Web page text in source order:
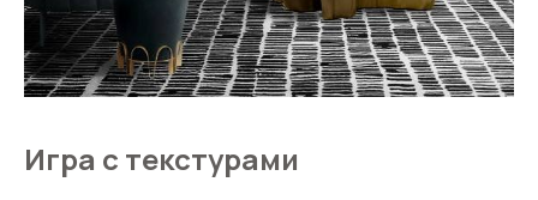
Игра с текстурами